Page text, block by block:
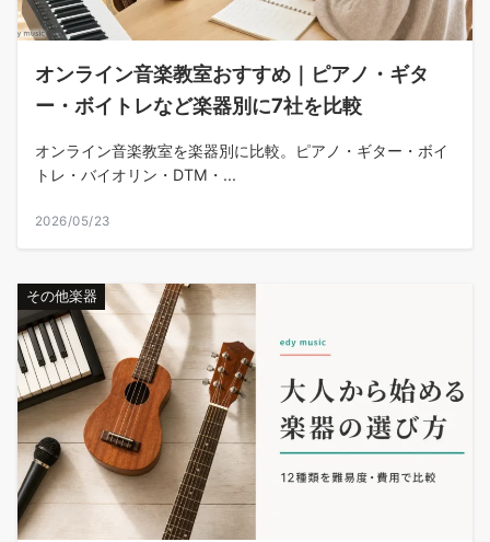
オンライン音楽教室おすすめ｜ピアノ・ギタ
ー・ボイトレなど楽器別に7社を比較
オンライン音楽教室を楽器別に比較。ピアノ・ギター・ボイ
トレ・バイオリン・DTM・...
2026/05/23
その他楽器